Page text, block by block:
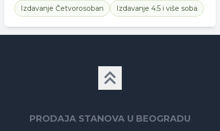
Izdavanje Četvorosoban Izdavanje 4.5 i više soba
PRODAJA STANOVA U BEOGRADU